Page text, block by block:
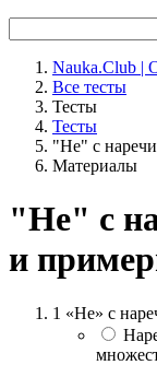
Nauka.Club |
Все тесты
Тесты
Тесты
"Не" с
Материалы
"Не" с
и
1 «Не» с